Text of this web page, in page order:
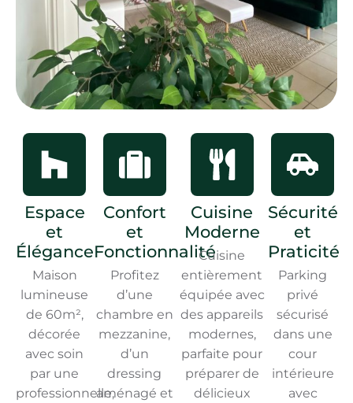
Espace
et
Élégance
Maison
lumineuse
de 60m²,
décorée
avec soin
par une
professionnelle,
Confort
et
Fonctionnalité
Profitez
d’une
chambre en
mezzanine,
d’un
dressing
aménagé et
Cuisine
Moderne
Cuisine
entièrement
équipée avec
des appareils
modernes,
parfaite pour
préparer de
délicieux
Sécurité
et
Praticité
Parking
privé
sécurisé
dans une
cour
intérieure
avec